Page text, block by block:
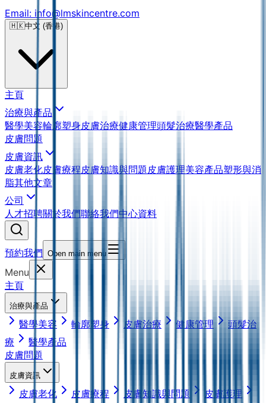
Email: info@lmskincentre.com
🇭🇰中文 (香港)
主頁
治療與產品
醫學美容輪廓塑身皮膚治療健康管理頭髮治療醫學產品
皮膚問題
皮膚資訊
皮膚老化皮膚療程皮膚知識與問題皮膚護理美容產品塑形與消
脂其他文章
公司
人才招聘關於我們聯絡我們中心資料
預約我們 Open main menu
Menu
主頁
治療與產品
醫學美容 輪廓塑身 皮膚治療 健康管理
頭髮治
療
醫學產品
皮膚問題
皮膚資訊
皮膚老化 皮膚療程 皮膚知識與問題
皮膚護理